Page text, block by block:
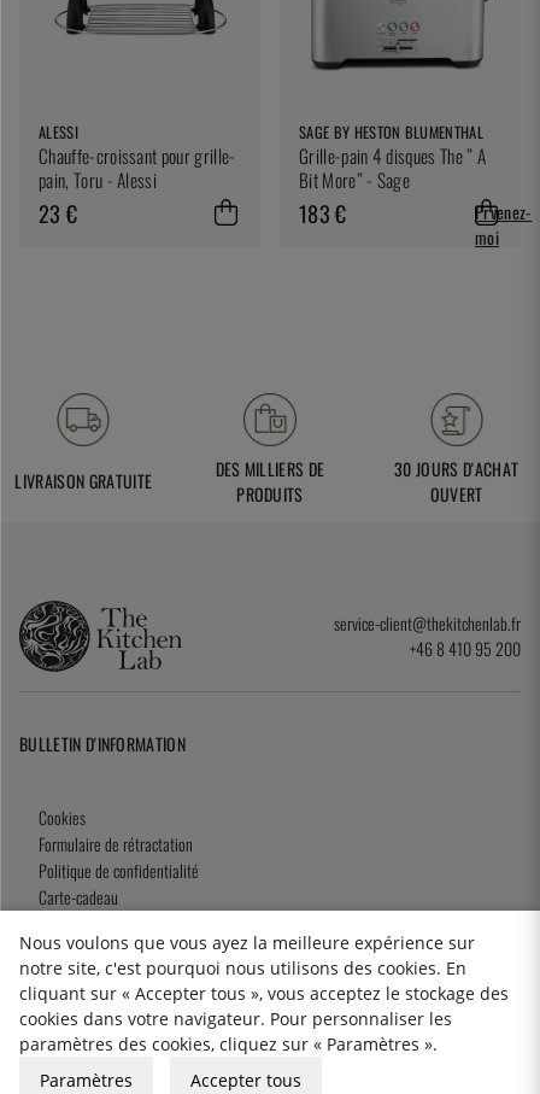
ALESSI
Chauffe-croissant pour grille-
pain, Toru - Alessi
23 €
SAGE BY HESTON BLUMENTHAL
Grille-pain 4 disques The ” A
Bit More” - Sage
183 €
Prvenez-
moi
LIVRAISON GRATUITE
DES MILLIERS DE
PRODUITS
30 JOURS D'ACHAT
OUVERT
service-client@thekitchenlab.fr
+46 8 410 95 200
BULLETIN D'INFORMATION
Cookies
Formulaire de rétractation
Politique de confidentialité
Carte-cadeau
2026 KitchenLab AB
Nous voulons que vous ayez la meilleure expérience sur
notre site, c'est pourquoi nous utilisons des cookies. En
cliquant sur « Accepter tous », vous acceptez le stockage des
cookies dans votre navigateur. Pour personnaliser les
paramètres des cookies, cliquez sur « Paramètres ».
Paramètres
Accepter tous